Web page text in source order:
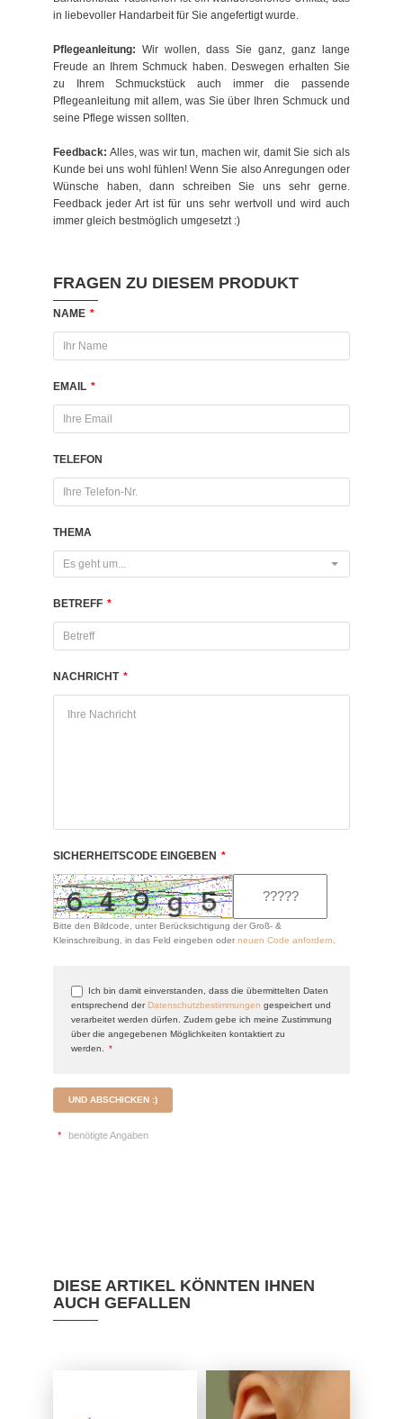
FRAGEN ZU DIESEM PRODUKT
NAME *
EMAIL *
TELEFON
THEMA
Es geht um...
BETREFF *
NACHRICHT *
SICHERHEITSCODE EINGEBEN *
Bitte den Bildcode, unter Berücksichtigung der Groß- &
Kleinschreibung, in das Feld eingeben oder neuen Code anfordern
Ich bin damit einverstanden, dass die übermittelten Daten
entsprechend der Datenschutzbestimmungen gespeichert und
verarbeitet werden dürfen. Zudem gebe ich meine Zustimmung
über die angegebenen Möglichkeiten kontaktiert zu
werden.
*
UND ABSCHICKEN :)
* benötigte Angaben
in liebevoller Handarbeit für Sie angefertigt wurde.
Pflegeanleitung: Wir wollen, dass Sie ganz, ganz lange
Freude an Ihrem Schmuck haben. Deswegen erhalten Sie
zu Ihrem Schmuckstück auch immer die passende
Pflegeanleitung mit allem, was Sie über Ihren Schmuck und
seine Pflege wissen sollten.
Feedback: Alles, was wir tun, machen wir, damit Sie sich als
Kunde bei uns wohl fühlen! Wenn Sie also Anregungen oder
Wünsche haben, dann schreiben Sie uns sehr gerne.
Feedback jeder Art ist für uns sehr wertvoll und wird auch
immer gleich bestmöglich umgesetzt :)
DIESE ARTIKEL KÖNNTEN IHNEN
AUCH GEFALLEN